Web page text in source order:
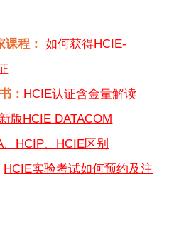
程：
如何获得HCIE-
： HCIE认证含金量解读
新版HCIE DATACOM
、HCIP、HCIE区别
HCIE实验考试如何预约及注